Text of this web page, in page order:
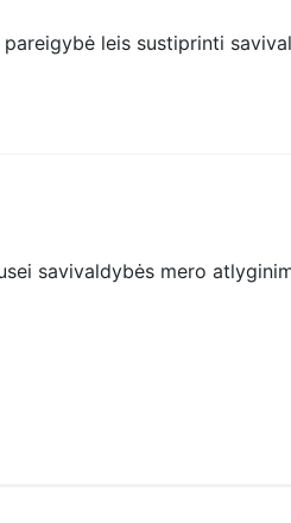
leis sustiprinti
savivaldybės mero